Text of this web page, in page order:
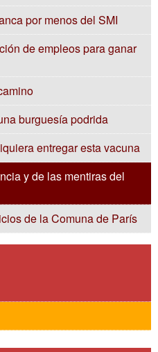
por menos del SMI
de empleos para ganar
burguesía podrida
entregar esta vacuna
y de las mentiras del
de la Comuna de París